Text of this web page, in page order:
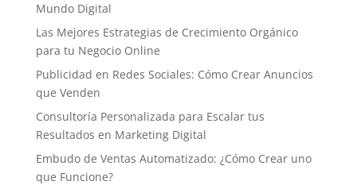
Mundo Digital
Las Mejores Estrategias de Crecimiento Orgánico
para tu Negocio Online
Publicidad en Redes Sociales: Cómo Crear Anuncios
que Venden
Consultoría Personalizada para Escalar tus
Resultados en Marketing Digital
Embudo de Ventas Automatizado: ¿Cómo Crear uno
que Funcione?